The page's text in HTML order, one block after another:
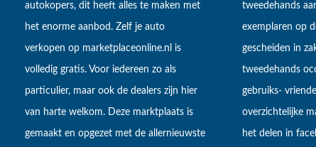
autokopers, dit heeft alles te maken met
het enorme aanbod. Zelf je auto
verkopen op marketplaceonline.nl is
volledig gratis. Voor iedereen zo als
particulier, maar ook de dealers zijn hier
van harte welkom. Deze marktplaats is
gemaakt en opgezet met de allernieuwste
tweedehands
exemplaren op
gescheiden in
tweedehands
gebruiks-
overzichtelijke
het delen in